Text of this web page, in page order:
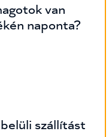
van
naponta?
szállítást